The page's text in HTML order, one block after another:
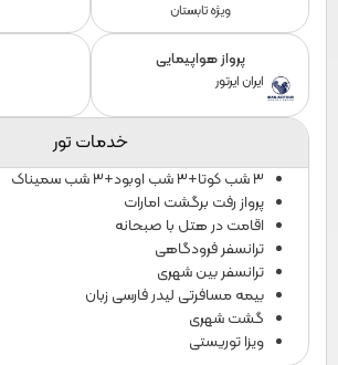
ویژه تابستان
پرواز هواپیمایی
ایران ایرتور
خدمات تور
3 شب کوتا+3 شب اوبود+3 شب سمیناک
پرواز رفت برگشت امارات
اقامت در هتل با صبحانه
ترانسفر فرودگاهی
ترانسفر بین شهری
بیمه مسافرتی لیدر فارسی زبان
گشت شهری
ویزا توریستی